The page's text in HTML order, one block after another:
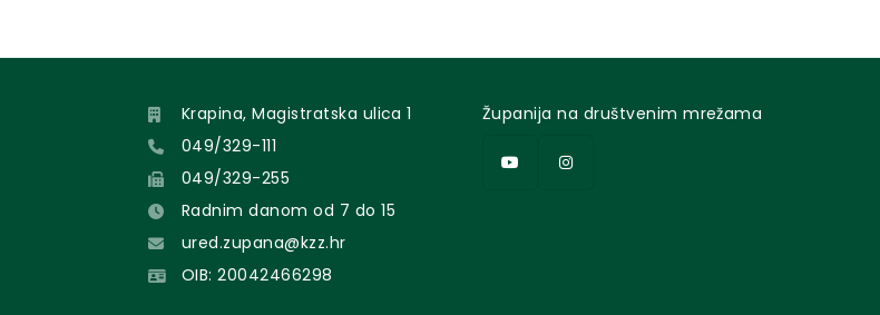
Krapina, Magistratska ulica 1
049/329-111
049/329-255
Radnim danom od 7 do 15
ured.zupana@kzz.hr
OIB: 20042466298
Županija na društvenim mrežama